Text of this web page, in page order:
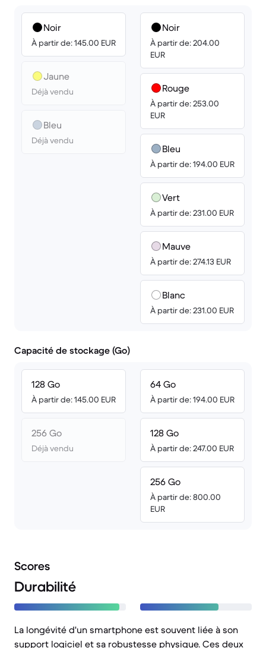
Noir
À partir de: 145.00 EUR
Jaune
Déjà vendu
Bleu
Déjà vendu
Noir
À partir de: 204.00
EUR
Rouge
À partir de: 253.00
EUR
Bleu
À partir de: 194.00 EUR
Vert
À partir de: 231.00 EUR
Mauve
À partir de: 274.13 EUR
Blanc
À partir de: 231.00 EUR
Capacité de stockage (Go)
128 Go
À partir de: 145.00 EUR
256 Go
Déjà vendu
64 Go
À partir de: 194.00 EUR
128 Go
À partir de: 247.00 EUR
256 Go
À partir de: 800.00
EUR
Scores
Durabilité
La longévité d'un smartphone est souvent liée à son
support logiciel et sa robustesse physique. Ces deux